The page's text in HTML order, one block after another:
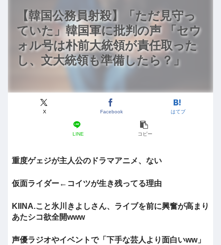
【韓国公務員射殺】「ただ見守っ
ていた」韓国軍に批判の声 「セウ
ォル号は朴前大統領が責任取った
し、文大統領も準備したら？」
X Facebook はてブ
LINE コピー
重度ゲェジが主人公のドラマアニメ、ない
仮面ライダー←コイツが生き残ってる理由
KIINA.こと氷川きよしさん、ライブを前に興奮が高まり
あたシコ欲全開www
声優ラジオやイベントで「下手な芸人より面白いww」